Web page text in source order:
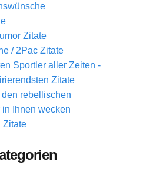
Zitate
/ 2Pac Zitate
Sportler aller Zeiten -
Zitate
rebellischen
Ihnen wecken
Zitate